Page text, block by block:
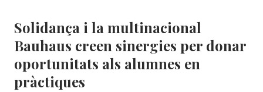
AMBIENTAL
Solidança i la multinacional
Bauhaus creen sinergies per donar
oportunitats als alumnes en
pràctiques